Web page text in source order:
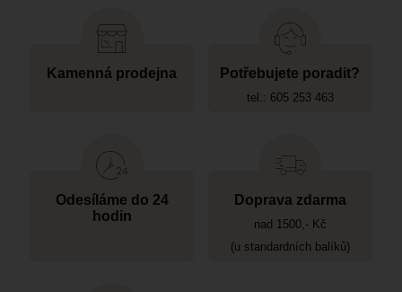
Kamenná prodejna Potřebujete poradit?
tel.: 605 253 463
Odesíláme do 24
hodin
Doprava zdarma
nad 1500,- Kč
(u standardních balíků)